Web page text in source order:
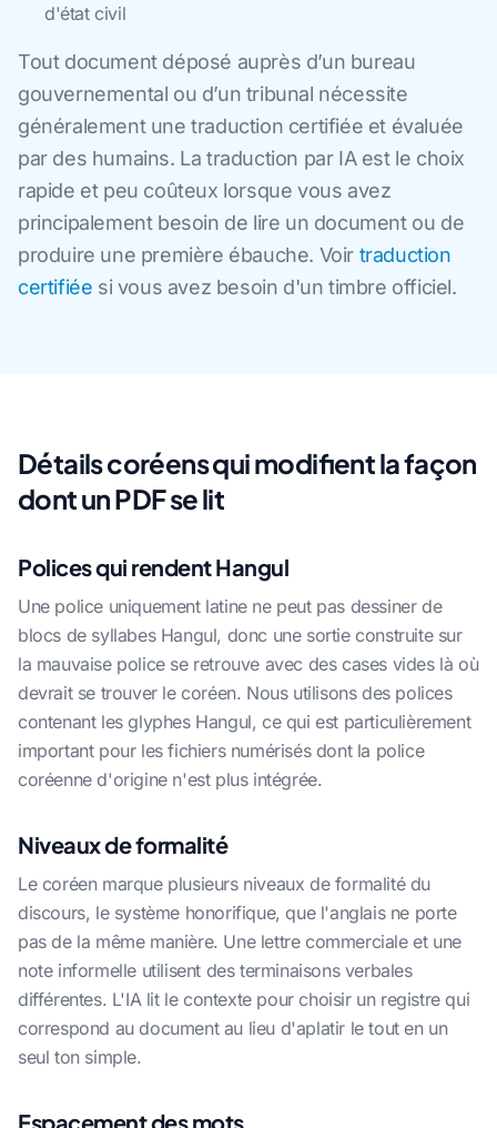
d'état civil
Tout document déposé auprès d’un bureau
gouvernemental ou d’un tribunal nécessite
généralement une traduction certifiée et évaluée
par des humains. La traduction par IA est le choix
rapide et peu coûteux lorsque vous avez
principalement besoin de lire un document ou de
produire une première ébauche. Voir traduction
certifiée si vous avez besoin d'un timbre officiel.
Détails coréens qui modifient la façon
dont un PDF se lit
Polices qui rendent Hangul
Une police uniquement latine ne peut pas dessiner de
blocs de syllabes Hangul, donc une sortie construite sur
la mauvaise police se retrouve avec des cases vides là où
devrait se trouver le coréen. Nous utilisons des polices
contenant les glyphes Hangul, ce qui est particulièrement
important pour les fichiers numérisés dont la police
coréenne d'origine n'est plus intégrée.
Niveaux de formalité
Le coréen marque plusieurs niveaux de formalité du
discours, le système honorifique, que l'anglais ne porte
pas de la même manière. Une lettre commerciale et une
note informelle utilisent des terminaisons verbales
différentes. L'IA lit le contexte pour choisir un registre qui
correspond au document au lieu d'aplatir le tout en un
seul ton simple.
Espacement des mots